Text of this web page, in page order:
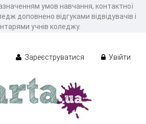
умов навчання, контактної
доповнено відгуками відвідувачів і
учнів коледжу.
Зареєструватися Увійти